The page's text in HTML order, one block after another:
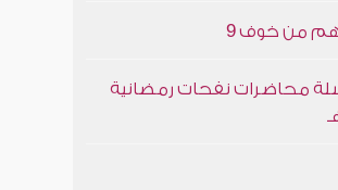
من خوف 9
محاضرات نفحات رمضانية